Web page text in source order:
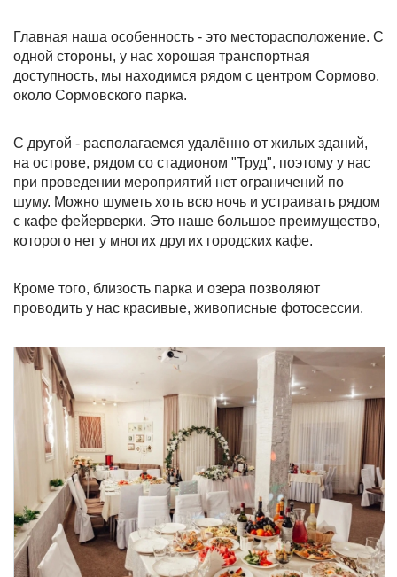
Главная наша особенность - это месторасположение. С
одной стороны, у нас хорошая транспортная
доступность, мы находимся рядом с центром Сормово,
около Сормовского парка.
С другой - располагаемся удалённо от жилых зданий,
на острове, рядом со стадионом "Труд", поэтому у нас
при проведении мероприятий нет ограничений по
шуму. Можно шуметь хоть всю ночь и устраивать рядом
с кафе фейерверки. Это наше большое преимущество,
которого нет у многих других городских кафе.
Кроме того, близость парка и озера позволяют
проводить у нас красивые, живописные фотосессии.